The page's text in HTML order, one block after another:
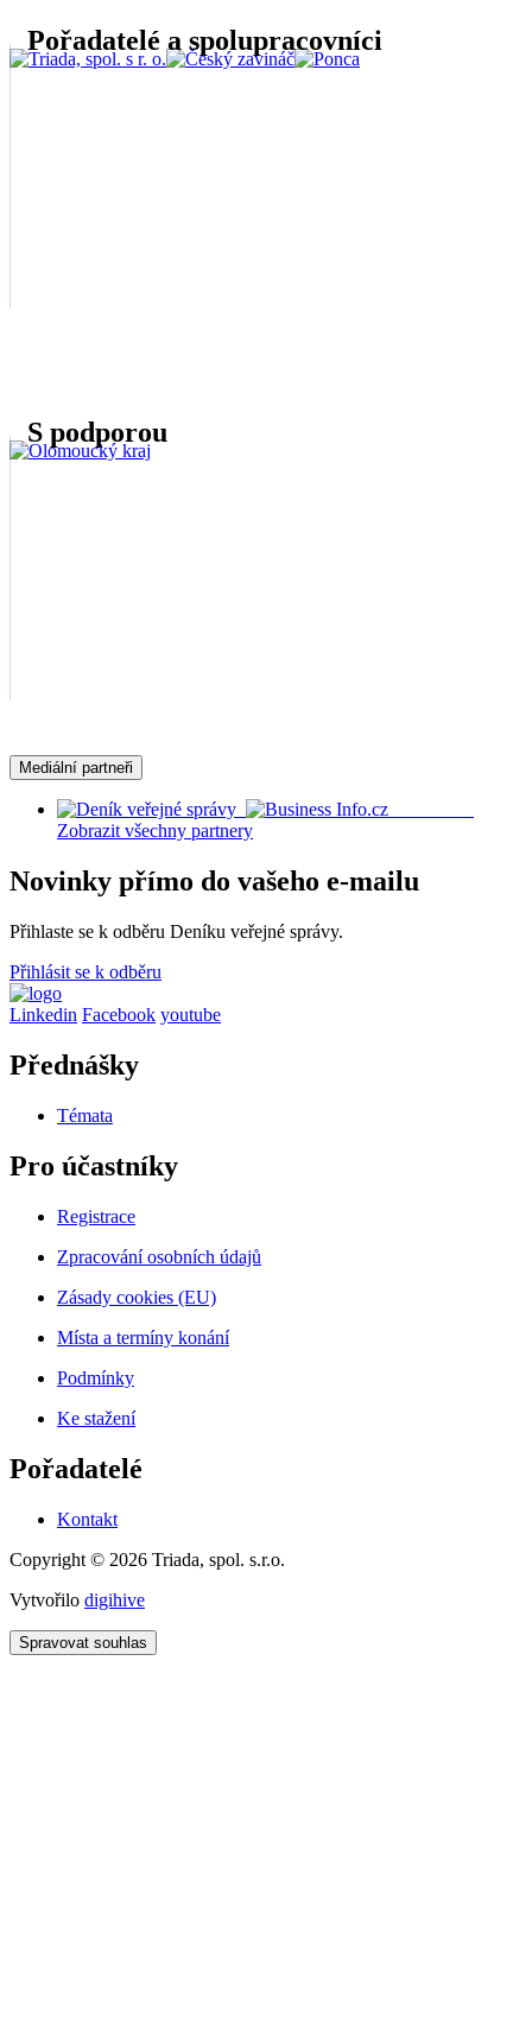
Pořadatelé a spolupracovníci
S podporou
Mediální partneři
Zobrazit všechny partnery
Novinky přímo do vašeho e-mailu
Přihlaste se k odběru Deníku veřejné správy.
Přihlásit se k odběru
Linkedin Facebook youtube
Přednášky
Témata
Pro účastníky
Registrace
Zpracování osobních údajů
Zásady cookies (EU)
Místa a termíny konání
Podmínky
Ke stažení
Pořadatelé
Kontakt
Copyright © 2026 Triada, spol. s.r.o.
Vytvořilo digihive
Spravovat souhlas